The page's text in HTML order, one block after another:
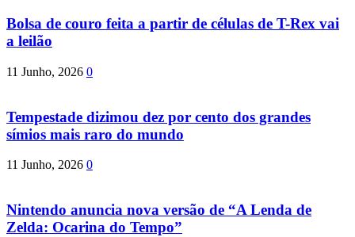
Bolsa de couro feita a partir de células de T-Rex vai
a leilão
11 Junho, 2026 0
Tempestade dizimou dez por cento dos grandes
símios mais raro do mundo
11 Junho, 2026 0
Nintendo anuncia nova versão de “A Lenda de
Zelda: Ocarina do Tempo”